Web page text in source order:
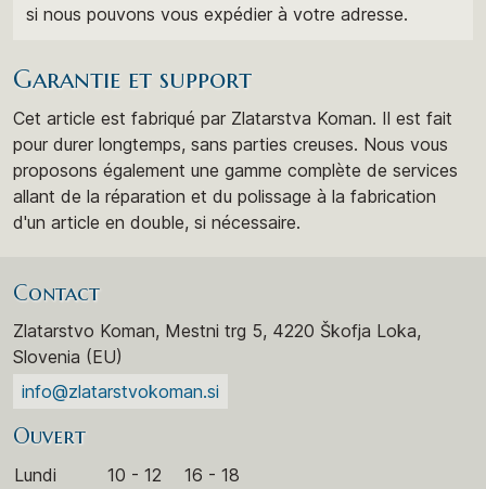
si nous pouvons vous expédier à votre adresse.
Garantie et support
Cet article est fabriqué par Zlatarstva Koman. Il est fait
pour durer longtemps, sans parties creuses. Nous vous
proposons également une gamme complète de services
allant de la réparation et du polissage à la fabrication
d'un article en double, si nécessaire.
Contact
Zlatarstvo Koman, Mestni trg 5, 4220 Škofja Loka,
Slovenia (EU)
info@zlatarstvokoman.si
Ouvert
Lundi 10 - 12
16 - 18